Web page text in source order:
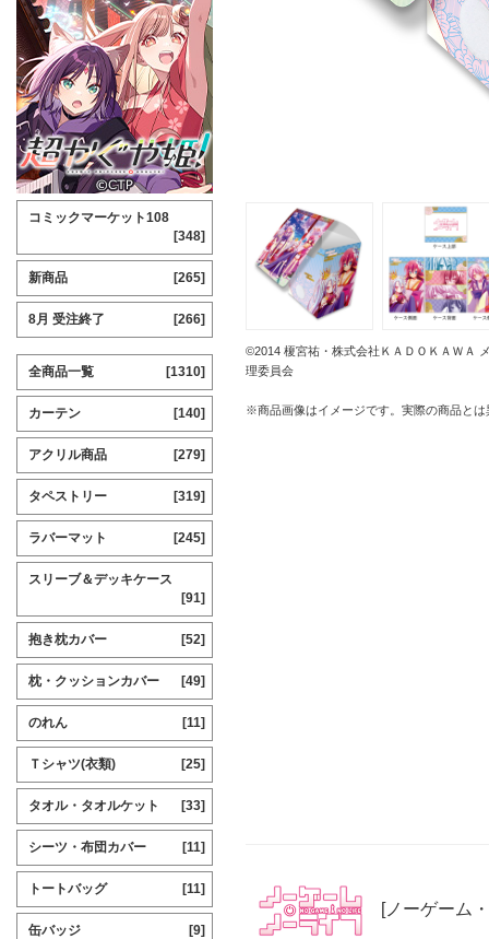
©2014 榎宮祐・株式会社ＫＡＤＯＫＡＷＡ
理委員会
※商品画像はイメージです。実際の商品と
[ノーゲーム
コミックマーケット108
[348]
新商品 [265]
8月 受注終了 [266]
全商品一覧 [1310]
カーテン [140]
アクリル商品 [279]
タペストリー [319]
ラバーマット [245]
スリーブ＆デッキケース
[91]
抱き枕カバー [52]
枕・クッションカバー [49]
のれん [11]
Ｔシャツ(衣類) [25]
タオル・タオルケット [33]
シーツ・布団カバー [11]
トートバッグ [11]
缶バッジ [9]